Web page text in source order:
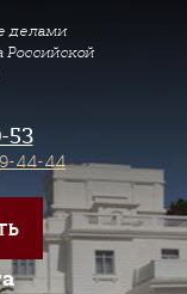
делами
Российской
53
44-44